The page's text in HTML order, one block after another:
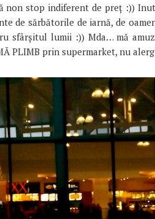
non stop indiferent de preț :))
de sărbătorile de iarnă, de
sfârșitul lumii :)) Mda… mă
PLIMB prin supermarket, nu